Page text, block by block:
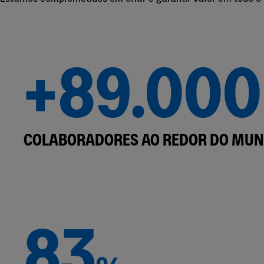
+89.000
COLABORADORES AO REDOR DO